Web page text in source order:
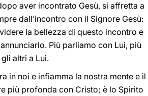
aver incontrato Gesù, si affretta a
dall’incontro con il Signore Gesù:
la bellezza di questo incontro e
Più parliamo con Lui, più
altri a Lui.
in noi e infiamma la nostra mente e il
più profonda con Cristo; è lo Spirito